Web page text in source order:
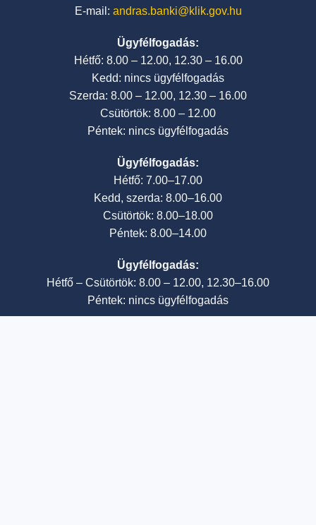
E-mail: andras.banki@klik.gov.hu
Ügyfélfogadás:
Hétfő: 8.00 – 12.00, 12.30 – 16.00
Kedd: nincs ügyfélfogadás
Szerda: 8.00 – 12.00, 12.30 – 16.00
Csütörtök: 8.00 – 12.00
Péntek: nincs ügyfélfogadás
Ügyfélfogadás:
Hétfő: 7.00–17.00
Kedd, szerda: 8.00–16.00
Csütörtök: 8.00–18.00
Péntek: 8.00–14.00
Ügyfélfogadás:
Hétfő – Csütörtök: 8.00 – 12.00, 12.30–16.00
Péntek: nincs ügyfélfogadás